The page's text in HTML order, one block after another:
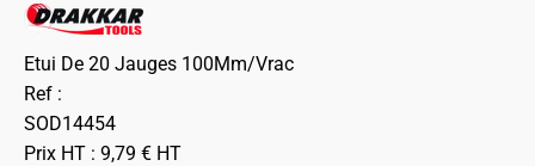
Etui De 20 Jauges 100Mm/Vrac
Ref :
SOD14454
Prix HT : 9,79 € HT